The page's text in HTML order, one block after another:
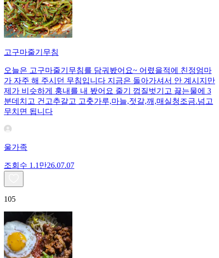
고구마줄기무침
오늘은 고구마줄기무침를 담궈봤어요~ 어렸을적에 친정엄마
가 자주 해 주시던 무침입니다 지금은 돌아가셔서 안 계시지만
제가 비슷하게 훙내를 내 봤어요 줄기 껍질벗기고 끓는물에 3
분데치고 건고추갈고 고춧가루,마늘,젓갈,깨,매실청조금.넘고
무치면 됩니다
울가족
조회수 1.1만26.07.07
105